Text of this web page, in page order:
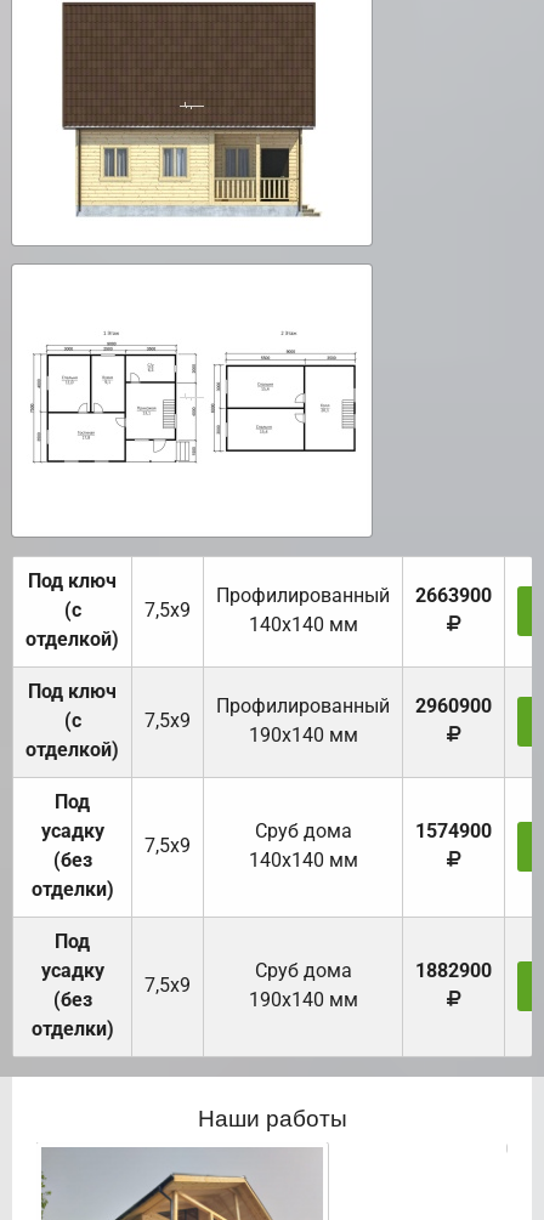
Под ключ
(с
отделкой)
7,5х9
Профилированный
140х140 мм
2663900
Под ключ
(с
отделкой)
7,5х9
Профилированный
190х140 мм
2960900
Под
усадку
(без
отделки)
7,5х9
Cруб дома
140х140 мм
1574900
Под
усадку
(без
отделки)
7,5х9
Cруб дома
190х140 мм
1882900
Наши работы